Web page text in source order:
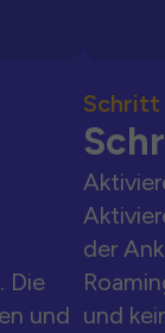
Die
und
Schritt
der
und